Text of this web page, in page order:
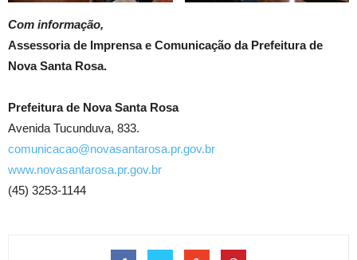
Com informação,
Assessoria de Imprensa e Comunicação da Prefeitura de
Nova Santa Rosa.
Prefeitura de Nova Santa Rosa
Avenida Tucunduva, 833.
comunicacao@novasantarosa.pr.gov.br
www.novasantarosa.pr.gov.br
(45) 3253-1144